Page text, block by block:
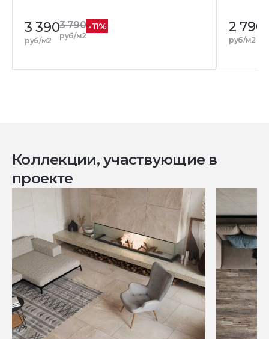
3 390
руб/м2
3 790
руб/м2
-11% 2 790
руб/м2
Коллекции, участвующие в
проекте